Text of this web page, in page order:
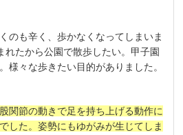
のも辛く、歩かなくなってしまいま
れたから公園で散歩したい。甲子園
様々な歩きたい目的がありました。
関節の動きで足を持ち上げる動作に
した。姿勢にもゆがみが生じてしま